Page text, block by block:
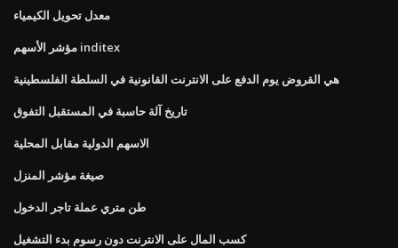
معدل تحويل الكيمياء
مؤشر الأسهم inditex
هي القروض يوم الدفع على الانترنت القانونية في السلطة الفلسطينية
تاريخ آلة حاسبة في المستقبل التفوق
الاسهم الدولية مقابل المحلية
صيغة مؤشر المنزل
طن متري عملة تاجر الدخول
كسب المال على الانترنت دون رسوم بدء التشغيل